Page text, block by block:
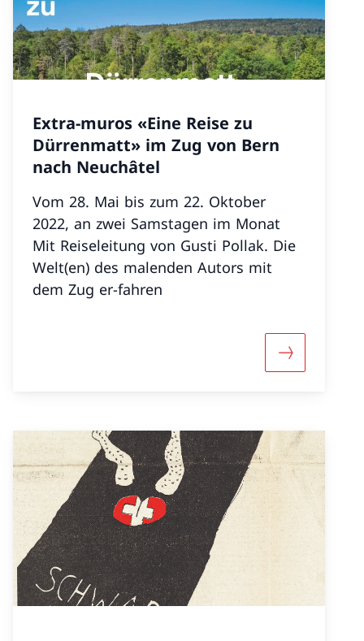
& Friends»
«Szenischer Rundgang : Lesung, Spaziergang und
Extra-muros «Eine Reise zu
Dürrenmatt» im Zug von Bern
nach Neuchâtel
Vom 28. Mai bis zum 22. Oktober
2022, an zwei Samstagen im Monat
Mit Reiseleitung von Gusti Pollak. Die
Welt(en) des malenden Autors mit
dem Zug er-fahren
Mehr über